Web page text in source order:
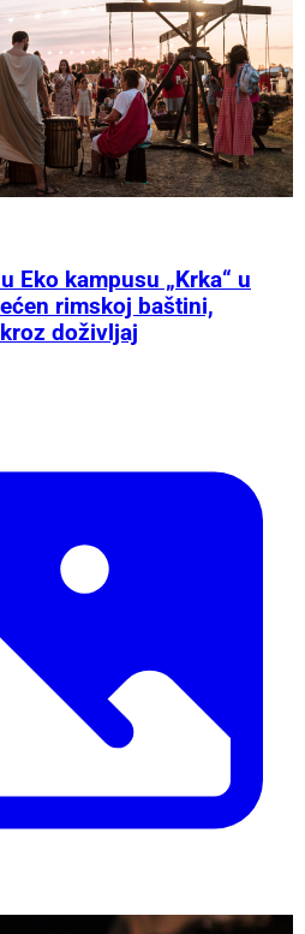
Eko kampusu „Krka“ u
rimskoj baštini,
doživljaj